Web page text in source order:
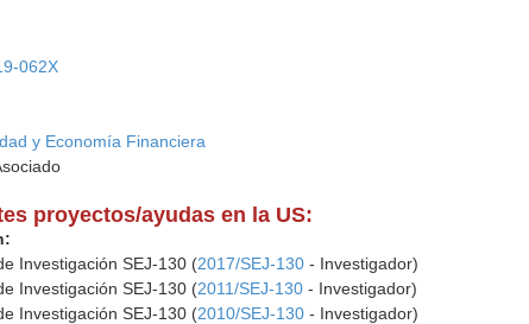
062X
y Economía Financiera
proyectos/ayudas en la US:
Investigación SEJ-130 (2017/SEJ-130 - Investigador)
Investigación SEJ-130 (2011/SEJ-130 - Investigador)
Investigación SEJ-130 (2010/SEJ-130 - Investigador)